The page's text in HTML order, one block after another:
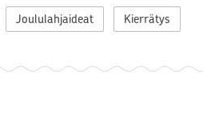
Joululahjaideat Kierrätys